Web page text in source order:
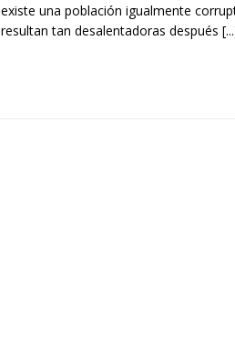
existe una población igualmente
resultan tan desalentadoras después